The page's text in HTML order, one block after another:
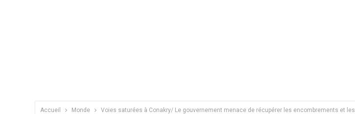
Accueil Monde Voies saturées à Conakry/ Le gouvernement menace de récupérer les encombrements et